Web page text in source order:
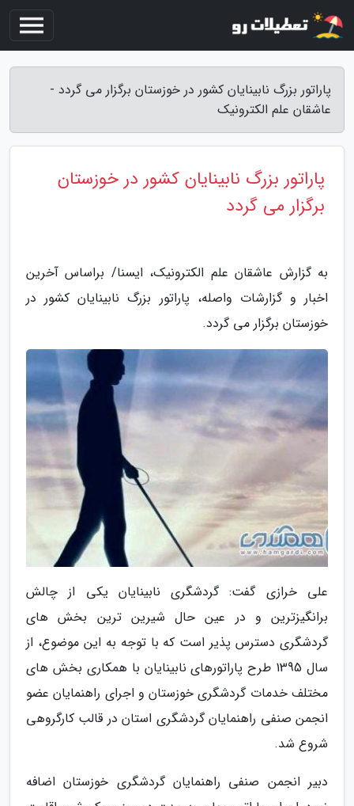
پاراتور بزرگ نابینایان کشور در خوزستان برگزار می گردد -
عاشقان علم الکترونیک
پاراتور بزرگ نابینایان کشور در خوزستان
برگزار می گردد
به گزارش عاشقان علم الکترونیک، ایسنا/ براساس آخرین
اخبار و گزارشات واصله، پاراتور بزرگ نابینایان کشور در
خوزستان برگزار می گردد.
علی خرازی گفت: گردشگری نابینایان یکی از چالش
برانگیزترین و در عین حال شیرین ترین بخش های
گردشگری دسترس پذیر است که با توجه به این موضوع، از
سال 1395 طرح پاراتورهای نابینایان با همکاری بخش های
مختلف خدمات گردشگری خوزستان و اجرای راهنمایان عضو
انجمن صنفی راهنمایان گردشگری استان در قالب کارگروهی
شروع شد.
دبیر انجمن صنفی راهنمایان گردشگری خوزستان اضافه